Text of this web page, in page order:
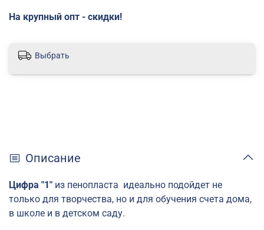
На крупный опт - скидки!
Выбрать
Описание
Цифра "1" из пенопласта идеально подойдет не
только для творчества, но и для обучения счета дома,
в школе и в детском саду.